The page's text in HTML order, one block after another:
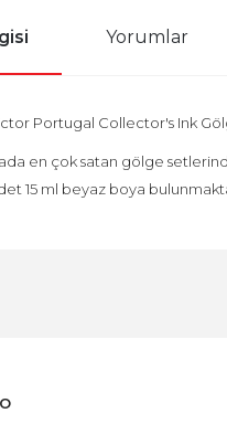
Yorumlar
Portugal Collector's Ink
en çok satan gölge
15 ml beyaz boya